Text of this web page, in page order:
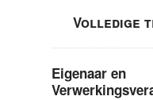
Volledige
Eigenaar en